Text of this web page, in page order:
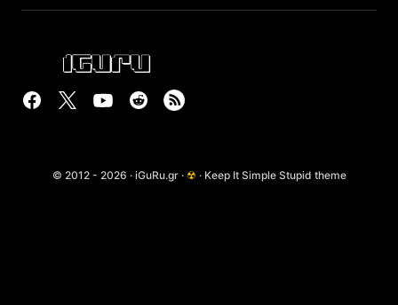
© 2012 - 2026 · iGuRu.gr · ☢ · Keep It Simple Stupid theme